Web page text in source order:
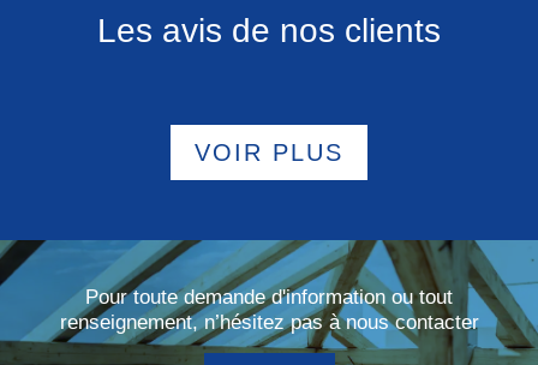
Les avis de nos clients
VOIR PLUS
Pour toute demande d'information ou tout
renseignement, n’hésitez pas à nous contacter